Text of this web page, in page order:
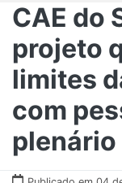
CAE do
projeto
limites
com
plenário